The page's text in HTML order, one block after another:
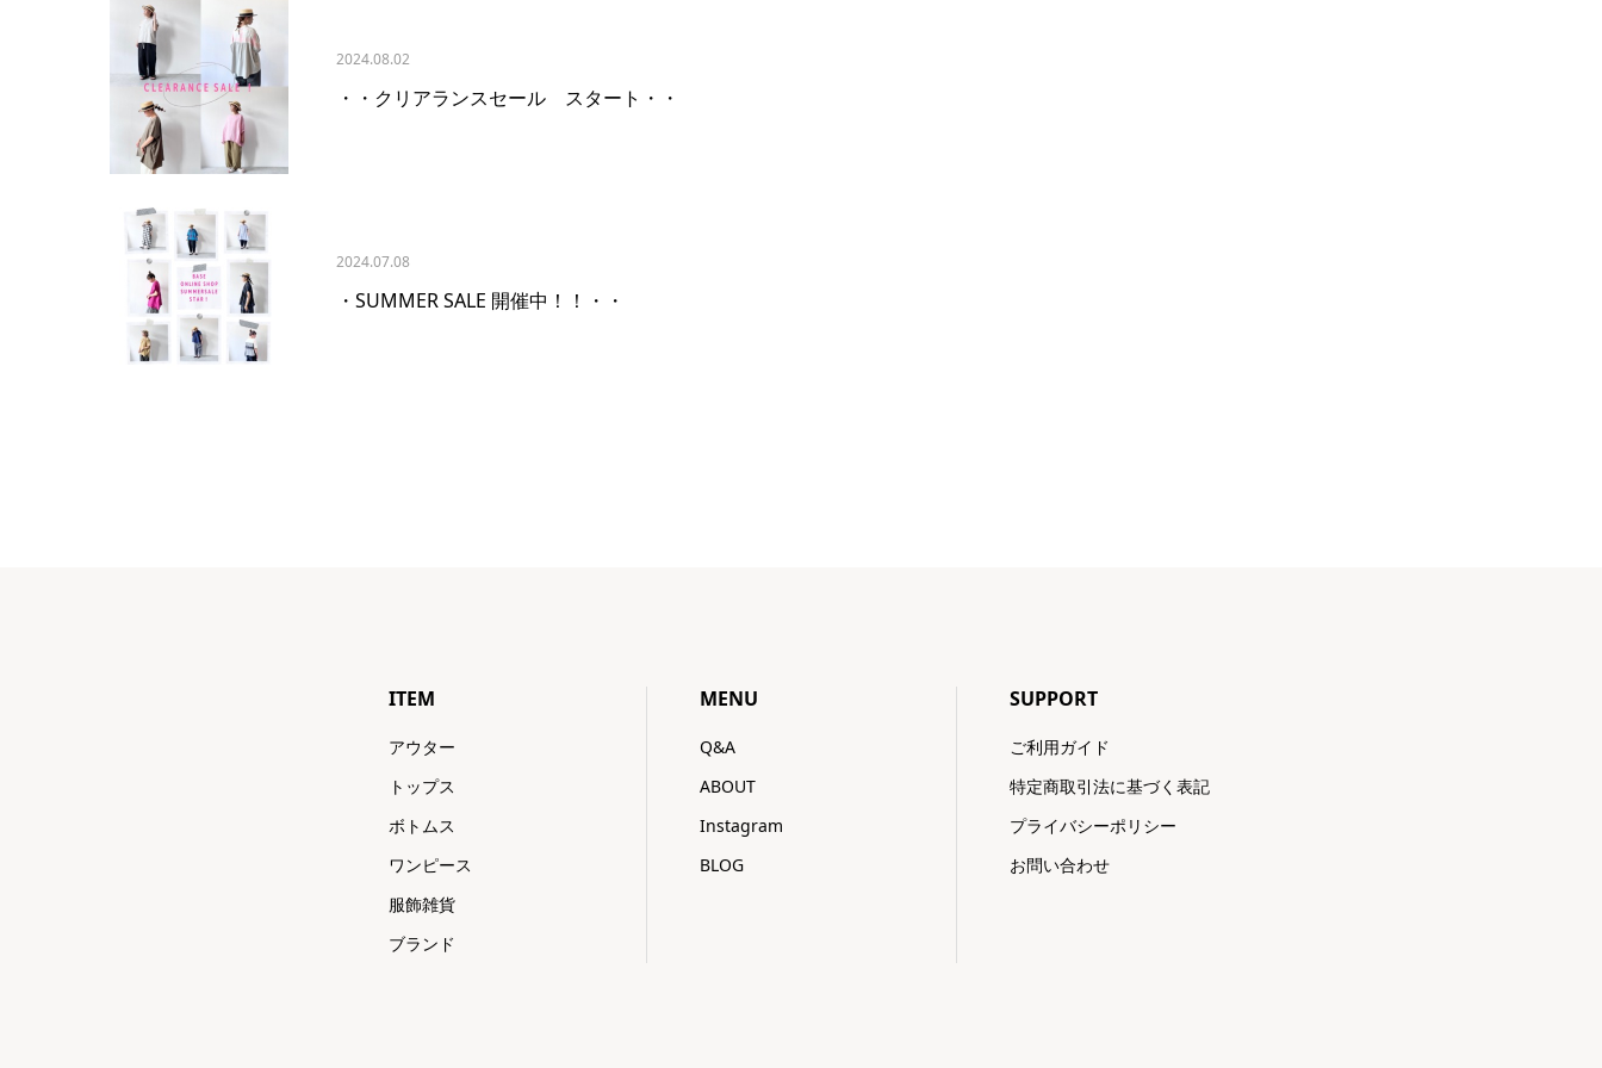
2024.08.02
・・クリアランスセール スタート・・
2024.07.08
・SUMMER SALE 開催中！！・・
ITEM
アウター
トップス
ボトムス
ワンピース
服飾雑貨
ブランド
MENU
Q&A
ABOUT
Instagram
BLOG
SUPPORT
ご利用ガイド
特定商取引法に基づく表記
プライバシーポリシー
お問い合わせ